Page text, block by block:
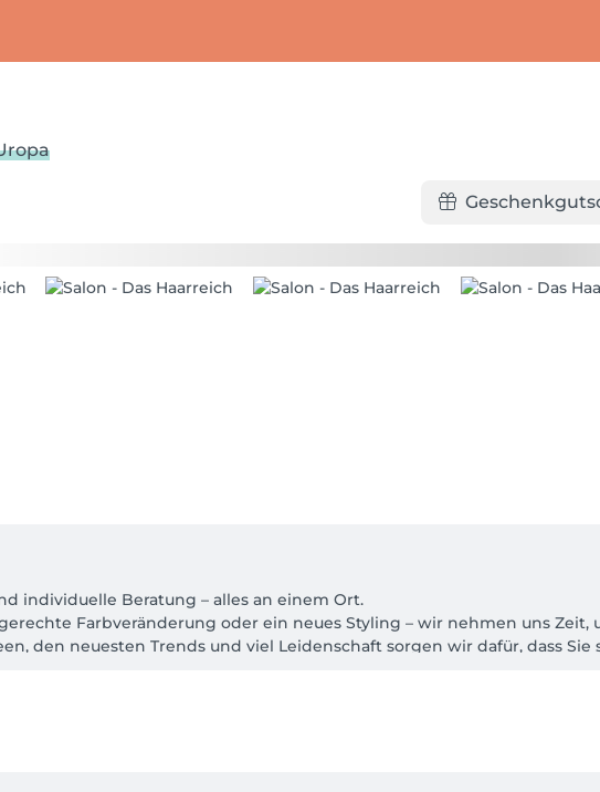
individuelle Beratung – alles an einem Ort.
Farbveränderung oder ein neues Styling – wir nehmen uns Zeit,
den neuesten Trends und viel Leidenschaft sorgen wir dafür, dass